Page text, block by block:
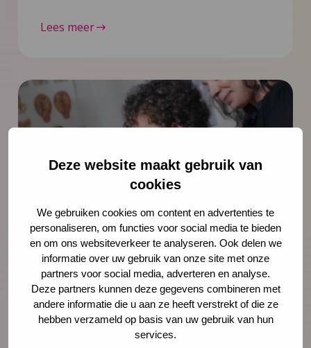
Deze website maakt gebruik van
cookies
We gebruiken cookies om content en advertenties te
personaliseren, om functies voor social media te bieden
en om ons websiteverkeer te analyseren. Ook delen we
informatie over uw gebruik van onze site met onze
partners voor social media, adverteren en analyse.
Deze partners kunnen deze gegevens combineren met
andere informatie die u aan ze heeft verstrekt of die ze
hebben verzameld op basis van uw gebruik van hun
services.
Lees meer
Nieuws 21 juli 2026
Vernieuwing JGZ-richtlijnen 2023–
2026: 8 nieuwe en herziene
richtlijnen gepubliceerd
Na de publicatie van de herziene JGZ-